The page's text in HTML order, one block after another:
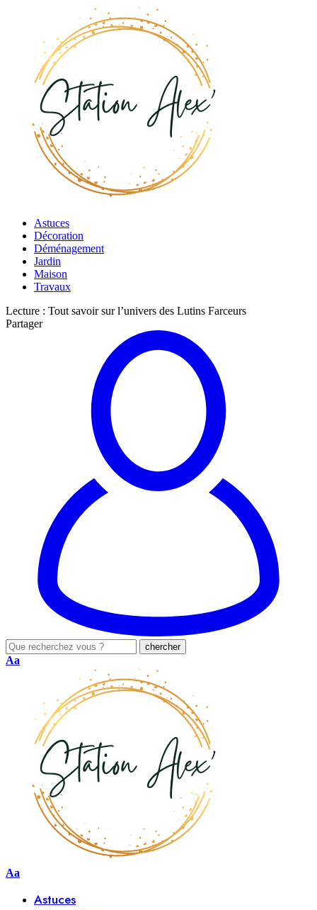
Astuces
Décoration
Déménagement
Jardin
Maison
Travaux
Lecture : Tout savoir sur l’univers des Lutins Farceurs
Partager
Aa
Aa
Astuces